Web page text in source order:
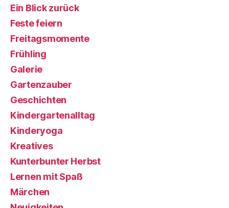
Ein Blick zurück
Feste feiern
Freitagsmomente
Frühling
Galerie
Gartenzauber
Geschichten
Kindergartenalltag
Kinderyoga
Kreatives
Kunterbunter Herbst
Lernen mit Spaß
Märchen